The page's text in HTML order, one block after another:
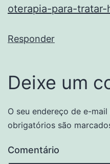
oterapia-para-
Responder
Deixe um
O seu endereço de e-
obrigatórios são
Comentário